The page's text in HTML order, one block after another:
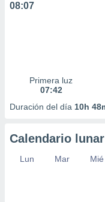
08:07
Primera luz
07:42
Duración del día 10h
Calendario lunar
Lun Mar Mié